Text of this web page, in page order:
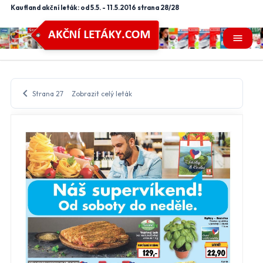
Kaufland akční leták: od 5.5. - 11.5.2016 strana 28/28
menu
chevron_left Strana 27 Zobrazit celý leták